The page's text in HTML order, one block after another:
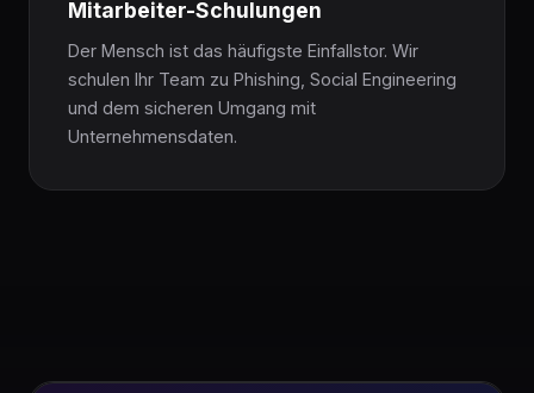
Mitarbeiter-Schulungen
Der Mensch ist das häufigste Einfallstor. Wir
schulen Ihr Team zu Phishing, Social Engineering
und dem sicheren Umgang mit
Unternehmensdaten.